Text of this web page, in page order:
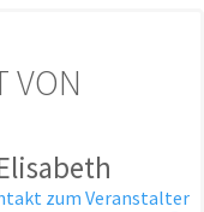
VON
zum Veranstalter